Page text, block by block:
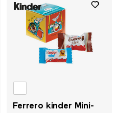
Ferrero kinder Mini-